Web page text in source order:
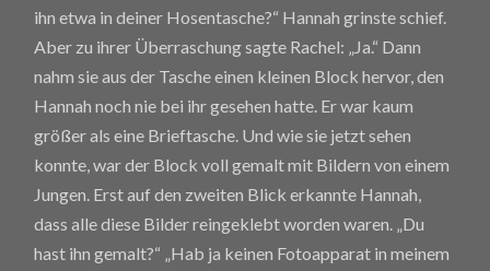
ihn etwa in deiner Hosentasche?“ Hannah grinste schief.
Aber zu ihrer Überraschung sagte Rachel: „Ja.“ Dann
nahm sie aus der Tasche einen kleinen Block hervor, den
Hannah noch nie bei ihr gesehen hatte. Er war kaum
größer als eine Brieftasche. Und wie sie jetzt sehen
konnte, war der Block voll gemalt mit Bildern von einem
Jungen. Erst auf den zweiten Blick erkannte Hannah,
dass alle diese Bilder reingeklebt worden waren. „Du
hast ihn gemalt?“ „Hab ja keinen Fotoapparat in meinem